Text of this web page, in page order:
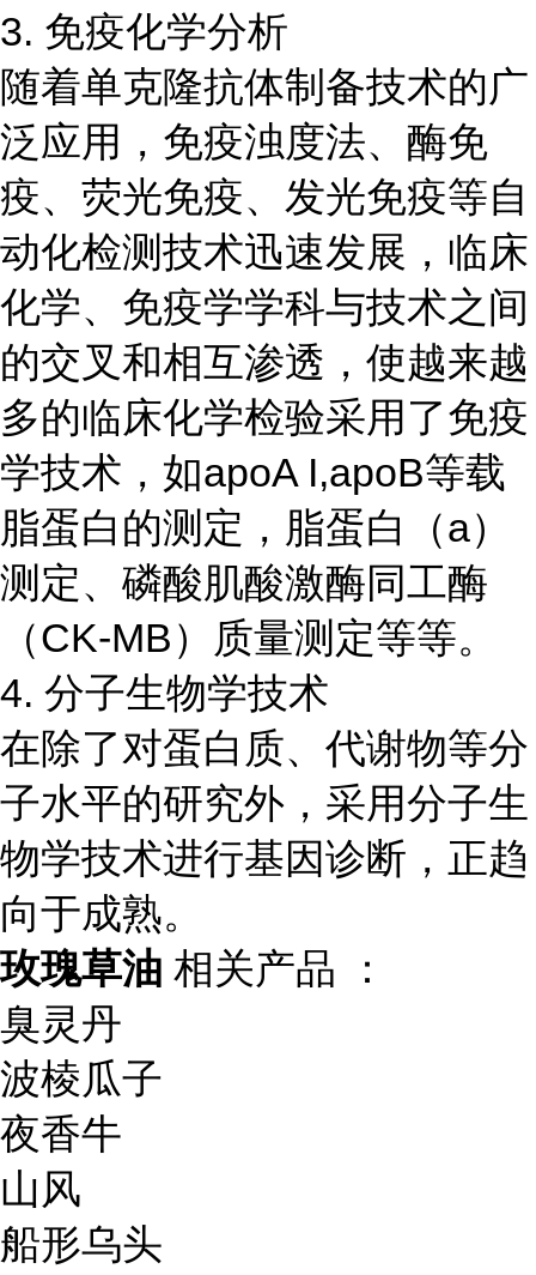
3. 免疫化学分析
随着单克隆抗体制备技术的广
泛应用，免疫浊度法、酶免
疫、荧光免疫、发光免疫等自
动化检测技术迅速发展，临床
化学、免疫学学科与技术之间
的交叉和相互渗透，使越来越
多的临床化学检验采用了免疫
学技术，如apoA I,apoB等载
脂蛋白的测定，脂蛋白（a）
测定、磷酸肌酸激酶同工酶
（CK-MB）质量测定等等。
4. 分子生物学技术
在除了对蛋白质、代谢物等分
子水平的研究外，采用分子生
物学技术进行基因诊断，正趋
向于成熟。
玫瑰草油 相关产品 ：
臭灵丹
波棱瓜子
夜香牛
山风
船形乌头